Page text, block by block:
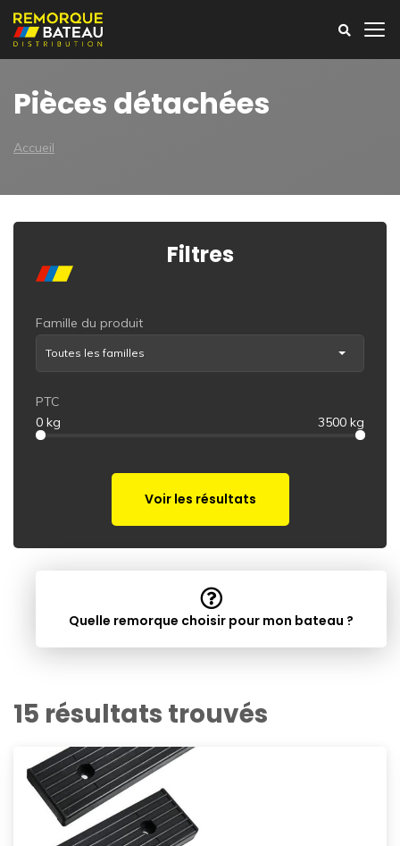
Pièces détachées
Accueil
15 résultats trouvés
Filtres
Famille du produit
Toutes les familles
PTC
0 kg
3500 kg
Voir les résultats
Quelle remorque choisir pour mon bateau ?